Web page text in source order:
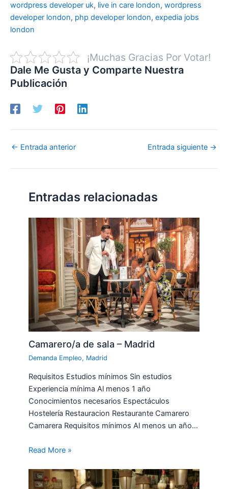
wordpress developer uk, live in care london, wordpress
developer london, php developer london, expedia jobs
london
¡Muchas Gracias Por Votar!
Dale Me Gusta y Comparte Nuestra
Publicación
← Entrada anterior Entrada siguiente →
Entradas relacionadas
Camarero/a de sala – Madrid
Demanda Empleo, Madrid
Requisitos Estudios mínimos Sin estudios
Experiencia mínima Al menos 1 año
Conocimientos necesarios Espectáculos
Hostelería Restauracion Restaurante Camarero
Camarera Requisitos mínimos Al menos un año…
Read More »